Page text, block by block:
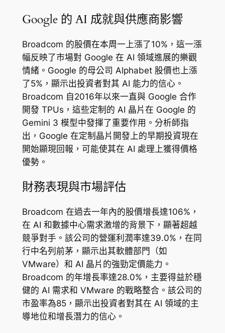
Google 的 AI 成就與供應商影響
Broadcom 的股價在本周一上漲了10%，這一漲
幅反映了市場對 Google 在 AI 領域進展的樂觀
情緒。Google 的母公司 Alphabet 股價也上漲
了5%，顯示出投資者對其 AI 能力的信心。
Broadcom 自2016年以來一直與 Google 合作
開發 TPUs，這些定制的 AI 晶片在 Google 的
Gemini 3 模型中發揮了重要作用。分析師指
出，Google 在定制晶片開發上的早期投資現在
開始顯現回報，可能使其在 AI 處理上獲得價格
優勢。
財務表現與市場評估
Broadcom 在過去一年內的股價增長達106%，
在 AI 和數據中心需求激增的背景下，顯著超越
競爭對手。該公司的營運利潤率達39.0%，在同
行中名列前茅，顯示出其軟體部門（如
VMware）和 AI 晶片的強勁定價能力。
Broadcom 的年增長率達28.0%，主要得益於穩
健的 AI 需求和 VMware 的戰略整合。該公司的
市盈率為85，顯示出投資者對其在 AI 領域的主
導地位和增長潛力的信心。